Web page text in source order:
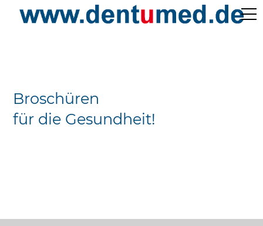
Ärzteverzeichnisse
Broschüren
für die Gesundheit!